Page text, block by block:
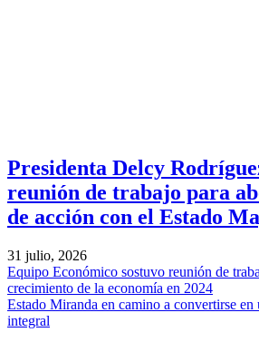
Presidenta Delcy
reunión de trabajo para
de acción con el Estado
31 julio, 2026
Equipo Económico sostuvo reunión de
crecimiento de la economía en 2024
Estado Miranda en camino a convertirse en
integral